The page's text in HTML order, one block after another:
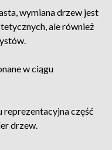
wymiana drzew jest
ale również
w ciągu
część
drzew.